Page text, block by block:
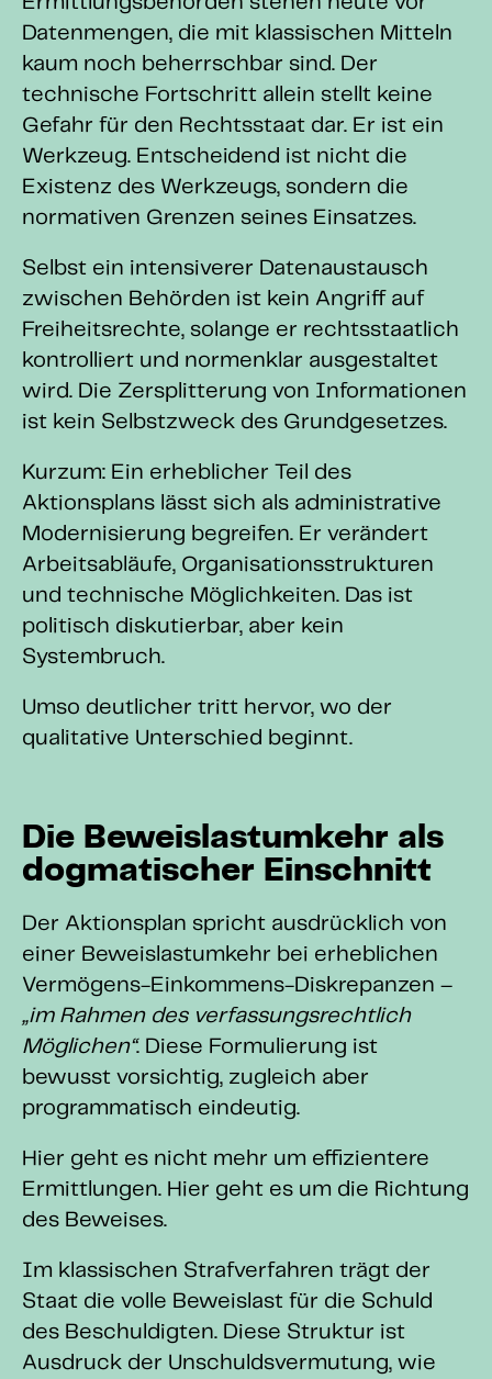
Datenmengen, die mit klassischen Mitteln
kaum noch beherrschbar sind. Der
technische Fortschritt allein stellt keine
Gefahr für den Rechtsstaat dar. Er ist ein
Werkzeug. Entscheidend ist nicht die
Existenz des Werkzeugs, sondern die
normativen Grenzen seines Einsatzes.
Selbst ein intensiverer Datenaustausch
zwischen Behörden ist kein Angriff auf
Freiheitsrechte, solange er rechtsstaatlich
kontrolliert und normenklar ausgestaltet
wird. Die Zersplitterung von Informationen
ist kein Selbstzweck des Grundgesetzes.
Kurzum: Ein erheblicher Teil des
Aktionsplans lässt sich als administrative
Modernisierung begreifen. Er verändert
Arbeitsabläufe, Organisationsstrukturen
und technische Möglichkeiten. Das ist
politisch diskutierbar, aber kein
Systembruch.
Umso deutlicher tritt hervor, wo der
qualitative Unterschied beginnt.
Die Beweislastumkehr als
dogmatischer Einschnitt
Der Aktionsplan spricht ausdrücklich von
einer Beweislastumkehr bei erheblichen
Vermögens-Einkommens-Diskrepanzen –
„im Rahmen des verfassungsrechtlich
Möglichen“. Diese Formulierung ist
bewusst vorsichtig, zugleich aber
programmatisch eindeutig.
Hier geht es nicht mehr um effizientere
Ermittlungen. Hier geht es um die Richtung
des Beweises.
Im klassischen Strafverfahren trägt der
Staat die volle Beweislast für die Schuld
des Beschuldigten. Diese Struktur ist
Ausdruck der Unschuldsvermutung, wie